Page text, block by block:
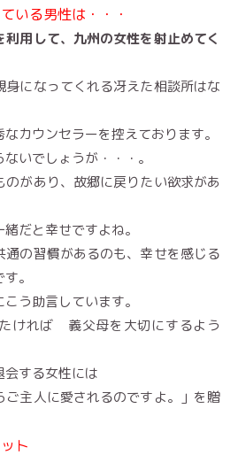
いる男性は・・・
用して、九州の女性を射止めてく
になってくれる冴えた相談所はな
カウンセラーを控えております。
いでしょうが・・・。
があり、故郷に戻りたい欲求があ
だと幸せですよね。
通の習慣があるのも、幸せを感じる
。
う助言しています。
ければ 義父母を大切にするよう
会する女性には
ご主人に愛されるのですよ。」を贈
ト